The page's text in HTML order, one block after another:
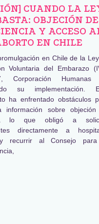
CUANDO LA
OBJECIÓN DE
Y ACCESO
EN CHILE
en Chile de la
Voluntaria del Embarazo
Corporación Humanas
su implementación.
ha enfrentado obstáculos
información sobre
lo que obligó a
directamente a
recurrir al Consejo